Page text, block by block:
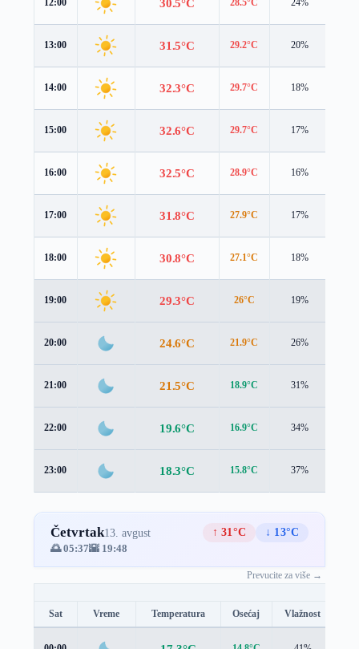
12:00 28.5°C 24%
13:00 31.5°C 29.2°C 20%
14:00 32.3°C 29.7°C 18%
15:00 32.6°C 29.7°C 17%
16:00 32.5°C 28.9°C 16%
17:00 31.8°C 27.9°C 17%
18:00 30.8°C 27.1°C 18%
19:00 29.3°C 26°C 19%
20:00 24.6°C 21.9°C 26%
21:00 21.5°C 18.9°C 31%
22:00 19.6°C 16.9°C 34%
23:00 18.3°C 15.8°C 37%
Četvrtak13. avgust ↑ 31°C
↓ 13°C
🌅 05:37🌇 19:48
Prevucite za više →
Sat Vreme Temperatura Osećaj Vlažnost